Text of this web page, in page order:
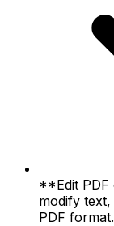
**Edit
modify
PDF format.